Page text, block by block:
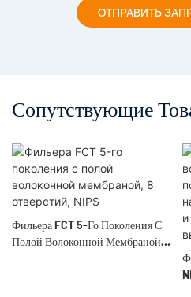
ОТПРАВИТЬ
Сопутствующие
Фильера FCT 5-Го Поколения С
Полой Волоконной Мембраной,